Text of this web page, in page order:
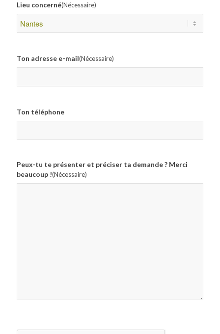
Lieu concerné(Nécessaire)
Ton adresse e-mail(Nécessaire)
Ton téléphone
Peux-tu te présenter et préciser ta demande ? Merci
beaucoup !(Nécessaire)